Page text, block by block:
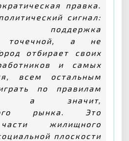
правка.
сигнал:
поддержка
точечной, а не
отбирает своих
и самых
всем остальным
по правилам
а значит,
рынка. Это
жилищного
плоскости